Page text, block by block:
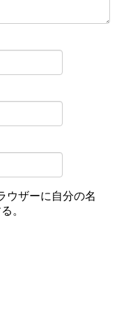
ウザーに自分の名
。